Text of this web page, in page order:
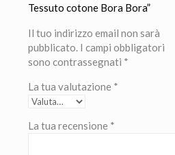
Tessuto cotone Bora Bora”
Il tuo indirizzo email non sarà
pubblicato. I campi obbligatori
sono contrassegnati *
La tua valutazione *
La tua recensione *